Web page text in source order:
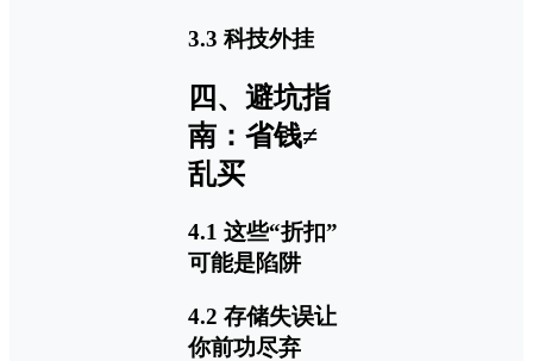
3.3 科技外挂
四、避坑指
南：省钱≠
乱买
4.1 这些“折扣”
可能是陷阱
4.2 存储失误让
你前功尽弃